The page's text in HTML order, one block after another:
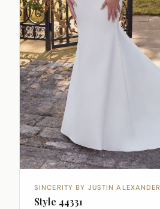
SINCERITY BY JUSTIN ALEXANDER
Style 44331